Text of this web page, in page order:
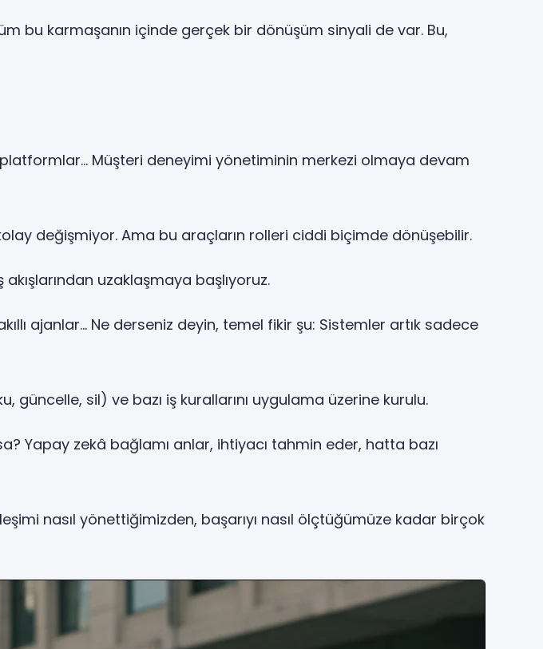
bu karmaşanın içinde gerçek bir dönüşüm sinyali de var. Bu,
platformlar… Müşteri deneyimi yönetiminin merkezi olmaya devam
değişmiyor. Ama bu araçların rolleri ciddi biçimde dönüşebilir.
uzaklaşmaya başlıyoruz.
ajanlar… Ne derseniz deyin, temel fikir şu: Sistemler artık sadece
güncelle, sil) ve bazı iş kurallarını uygulama üzerine kurulu.
Yapay zekâ bağlamı anlar, ihtiyacı tahmin eder, hatta bazı
nasıl yönettiğimizden, başarıyı nasıl ölçtüğümüze kadar birçok